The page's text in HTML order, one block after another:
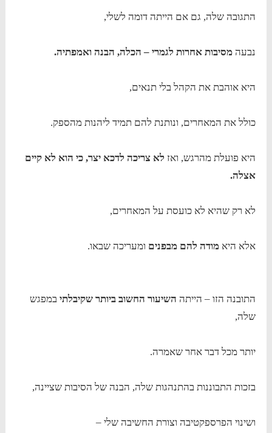
התגובה שלה, גם אם הייתה דומה לשלי,
נבעהמסיבות אחרות לגמרי – הכלה, הבנה ואמפתיה.
היא אוהבת את הקהל בלי תנאים,
כולל את המאחרים, ונותנת להם תמיד ליהנות מהספק.
היא פועלת מהרגש, ואז לא צריכה לדכא יצר, כי הוא לא קיים
אצלה.
לא רק שהיא לא כועסת על המאחרים,
אלא היאמודה להם מבפנים ומעריכה שבאו.
התובנה הזו – הייתה השיעור החשוב ביותר שקיבלתיבמפגש
שלה,
יותר מכל דבר אחר שאמרה.
בזכות התבוננות בהתנהגות שלה, הבנה של הסיבות שציינה,
ושינוי הפרספקטיבה וצורת החשיבה שלי –